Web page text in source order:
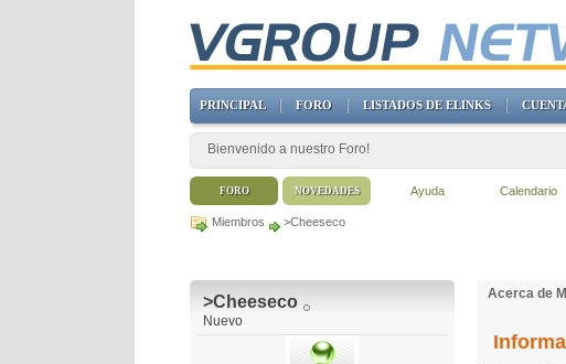
Miembros >Cheeseco
>Cheeseco
Nuevo
Acerca de
PRINCIPAL FORO LISTADOS DE ELINKS
Bienvenido a nuestro Foro!
FORO Ayuda Calendario
NOVEDADES